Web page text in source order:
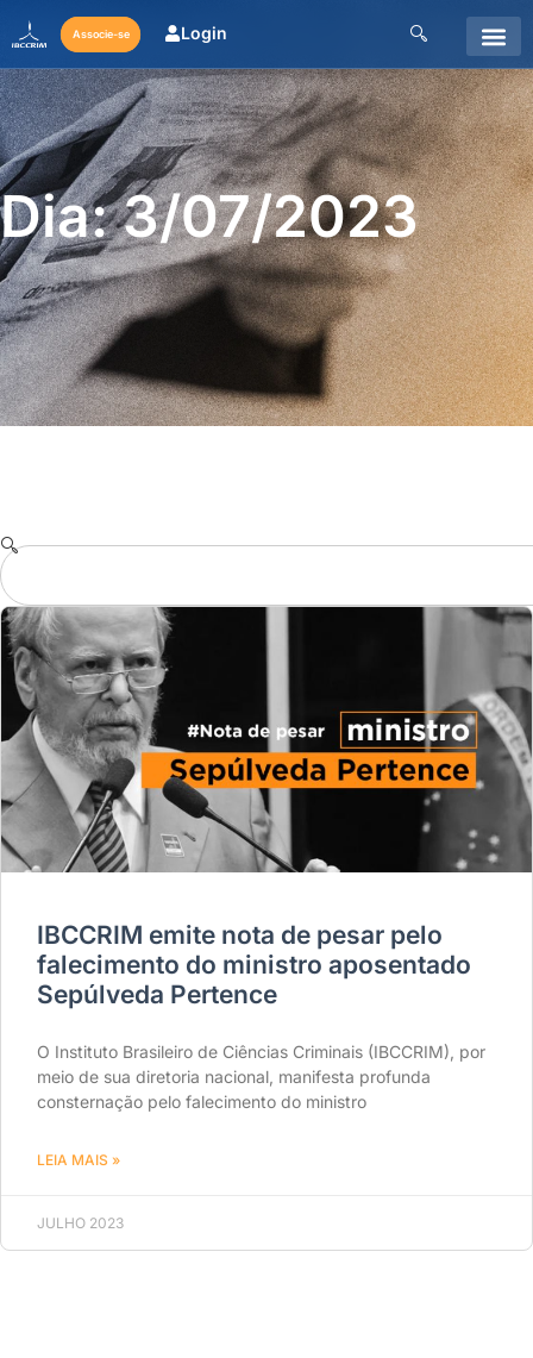
Associe-se Login
Dia: 3/07/2023
IBCCRIM emite nota de pesar pelo
falecimento do ministro aposentado
Sepúlveda Pertence
O Instituto Brasileiro de Ciências Criminais (IBCCRIM), por
meio de sua diretoria nacional, manifesta profunda
consternação pelo falecimento do ministro
LEIA MAIS »
JULHO 2023